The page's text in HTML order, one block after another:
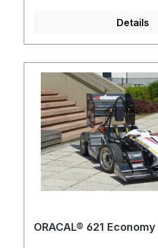
Thermotransferdruck (mit
Details
ORACAL® 621